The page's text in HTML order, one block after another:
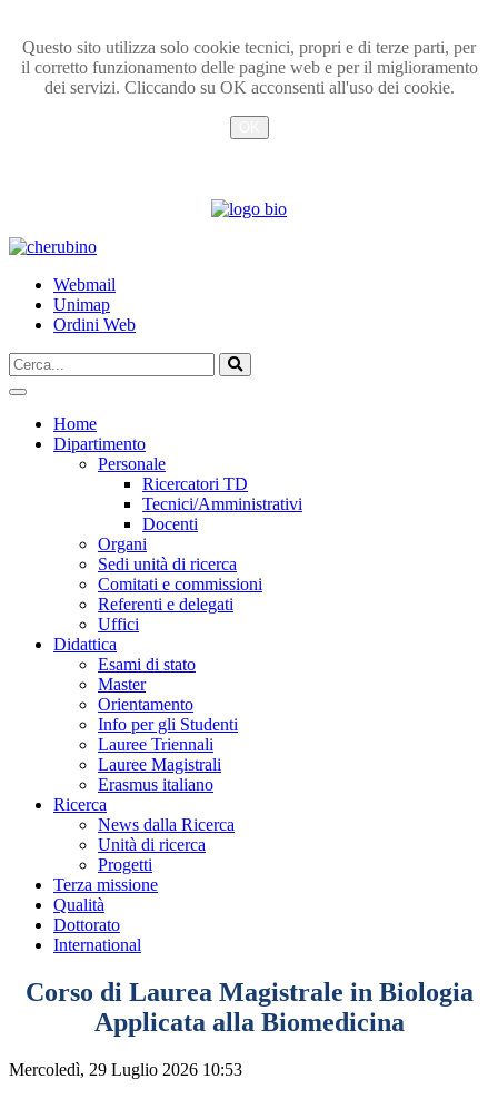
Questo sito utilizza solo cookie tecnici, propri e di terze parti, per
il corretto funzionamento delle pagine web e per il miglioramento
dei servizi. Cliccando su OK acconsenti all'uso dei cookie.
TPL_UNIPI_SKIP_TO_CONTENT
Webmail
Unimap
Ordini Web
Cerca...
Vai
Home
Dipartimento
Personale
Ricercatori TD
Tecnici/Amministrativi
Docenti
Organi
Sedi unità di ricerca
Comitati e commissioni
Referenti e delegati
Uffici
Didattica
Esami di stato
Master
Orientamento
Info per gli Studenti
Lauree Triennali
Lauree Magistrali
Erasmus italiano
Ricerca
News dalla Ricerca
Unità di ricerca
Progetti
Terza missione
Qualità
Dottorato
International
Corso di Laurea Magistrale in Biologia
Applicata alla Biomedicina
Mercoledì, 29 Luglio 2026 10:53